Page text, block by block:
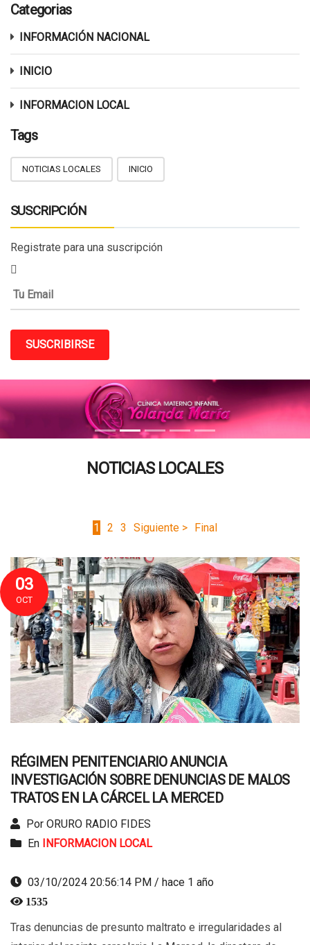
Categorias
INFORMACIÓN NACIONAL
INICIO
INFORMACION LOCAL
Tags
NOTICIAS LOCALES INICIO
SUSCRIPCIÓN
Registrate para una suscripción
SUSCRIBIRSE
NOTICIAS LOCALES
1 2 3 Siguiente > Final
03
OCT
RÉGIMEN PENITENCIARIO ANUNCIA
INVESTIGACIÓN SOBRE DENUNCIAS DE MALOS
TRATOS EN LA CÁRCEL LA MERCED
Por ORURO RADIO FIDES
En INFORMACION LOCAL
03/10/2024 20:56:14 PM / hace 1 año
1535
Tras denuncias de presunto maltrato e irregularidades al